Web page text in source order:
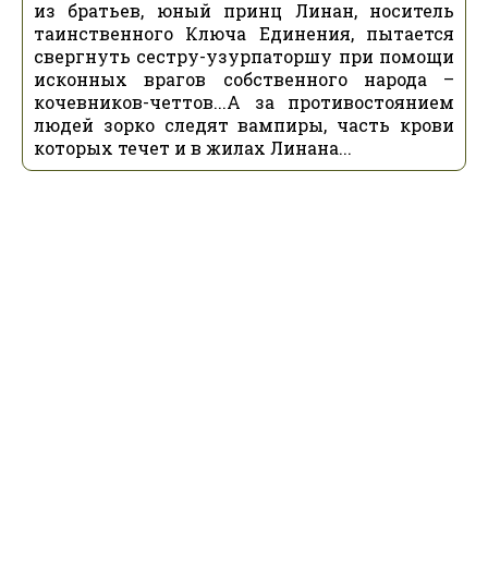
из братьев, юный принц Линан, носитель
таинственного Ключа Единения, пытается
свергнуть сестру-узурпаторшу при помощи
исконных врагов собственного народа –
кочевников-четтов...А за противостоянием
людей зорко следят вампиры, часть крови
которых течет и в жилах Линана...